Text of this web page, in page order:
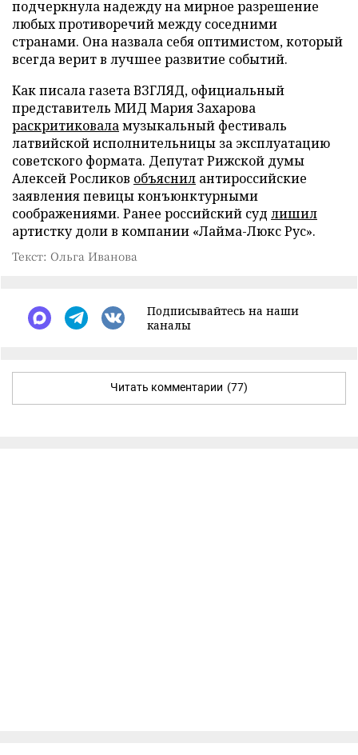
подчеркнула надежду на мирное разрешение
любых противоречий между соседними
странами. Она назвала себя оптимистом, который
всегда верит в лучшее развитие событий.
Как писала газета ВЗГЛЯД, официальный
представитель МИД Мария Захарова
раскритиковаламузыкальный фестиваль
латвийской исполнительницы за эксплуатацию
советского формата. Депутат Рижской думы
Алексей Росликов объяснил антироссийские
заявления певицы конъюнктурными
соображениями. Ранее российский суд лишил
артистку доли в компании «Лайма-Люкс Рус».
Текст: Ольга Иванова
Подписывайтесь на наши
каналы
Читать комментарии (77)